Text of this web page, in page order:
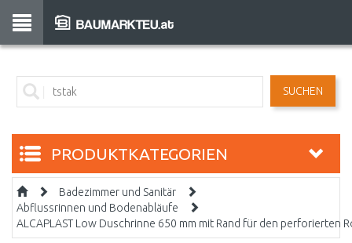
SUCHEN
PRODUKTKATEGORIEN
Badezimmer und Sanitär
Abflussrinnen und Bodenabläufe
ALCAPLAST Low Duschrinne 650 mm mit Rand für den perforierten